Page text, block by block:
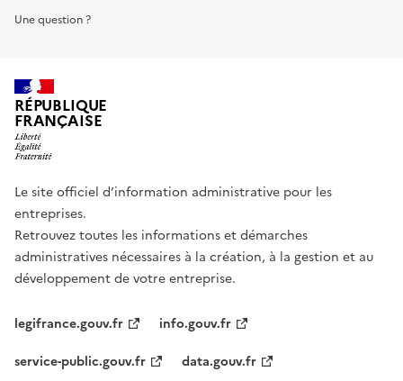
Une question ?
RÉPUBLIQUE
FRANÇAISE
Le site officiel d’information administrative pour les
entreprises.
Retrouvez toutes les informations et démarches
administratives nécessaires à la création, à la gestion et au
développement de votre entreprise.
legifrance.gouv.fr
info.gouv.fr
service-public.gouv.fr
data.gouv.fr